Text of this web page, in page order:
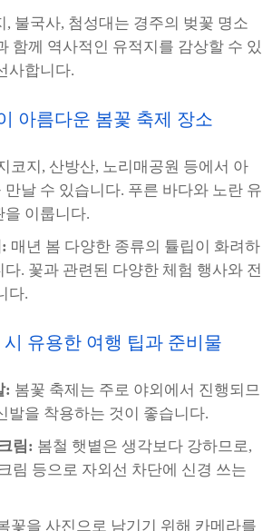
, 불국사, 첨성대는 경주의 벚꽃 명소
함께 역사적인 유적지를 감상할 수 있
사합니다.
아름다운 봄꽃 축제 장소
코지, 산방산, 노리매공원 등에서 아
날 수 있습니다. 푸른 바다와 노란 유
을 이룹니다.
매년 봄 다양한 종류의 튤립이 화려하
. 꽃과 관련된 다양한 체험 행사와 전
다.
유용한 여행 팁과 준비물
: 봄꽃 축제는 주로 야외에서 진행되므
발을 착용하는 것이 좋습니다.
림: 봄철 햇볕은 생각보다 강하므로,
림 등으로 자외선 차단에 신경 쓰는
꽃을 사진으로 남기기 위해 카메라를